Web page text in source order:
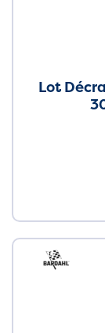
Lot
Neuf